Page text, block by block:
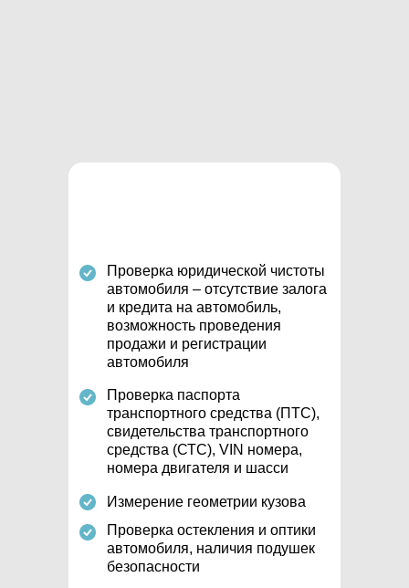
Проверка юридической чистоты
автомобиля – отсутствие залога
и кредита на автомобиль,
возможность проведения
продажи и регистрации
автомобиля
Проверка паспорта
транспортного средства (ПТС),
свидетельства транспортного
средства (СТС), VIN номера,
номера двигателя и шасси
Измерение геометрии кузова
Проверка остекления и оптики
автомобиля, наличия подушек
безопасности